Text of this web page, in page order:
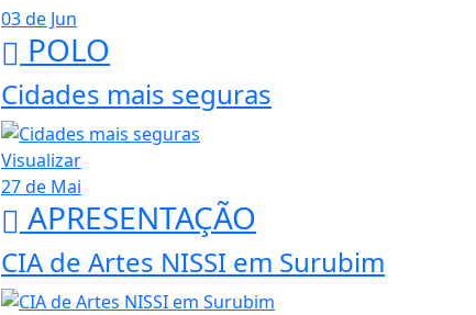
03 de Jun
POLO
Cidades mais seguras
Visualizar
27 de Mai
APRESENTAÇÃO
CIA de Artes NISSI em Surubim